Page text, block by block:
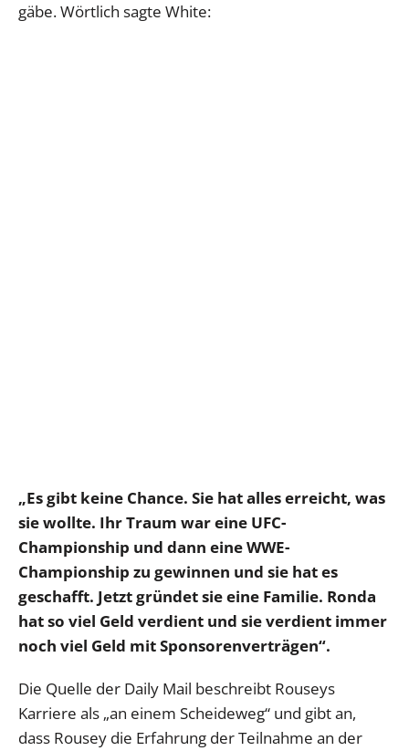
gäbe. Wörtlich sagte White:
„Es gibt keine Chance. Sie hat alles erreicht, was
sie wollte. Ihr Traum war eine UFC-
Championship und dann eine WWE-
Championship zu gewinnen und sie hat es
geschafft. Jetzt gründet sie eine Familie. Ronda
hat so viel Geld verdient und sie verdient immer
noch viel Geld mit Sponsorenverträgen“.
Die Quelle der Daily Mail beschreibt Rouseys
Karriere als „an einem Scheideweg“ und gibt an,
dass Rousey die Erfahrung der Teilnahme an der